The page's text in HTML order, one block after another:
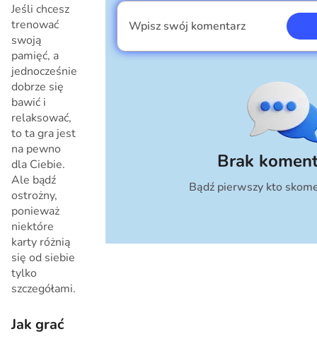
Jeśli chcesz
trenować
swoją
pamięć, a
jednocześnie
dobrze się
bawić i
relaksować,
to ta gra jest
na pewno
dla Ciebie.
Ale bądź
ostrożny,
ponieważ
niektóre
karty różnią
się od siebie
tylko
szczegółami.
Jak grać
Brak
Bądź pierwszy kto
Wpisz swój komentarz
Jestem chłopcem
Anuluj